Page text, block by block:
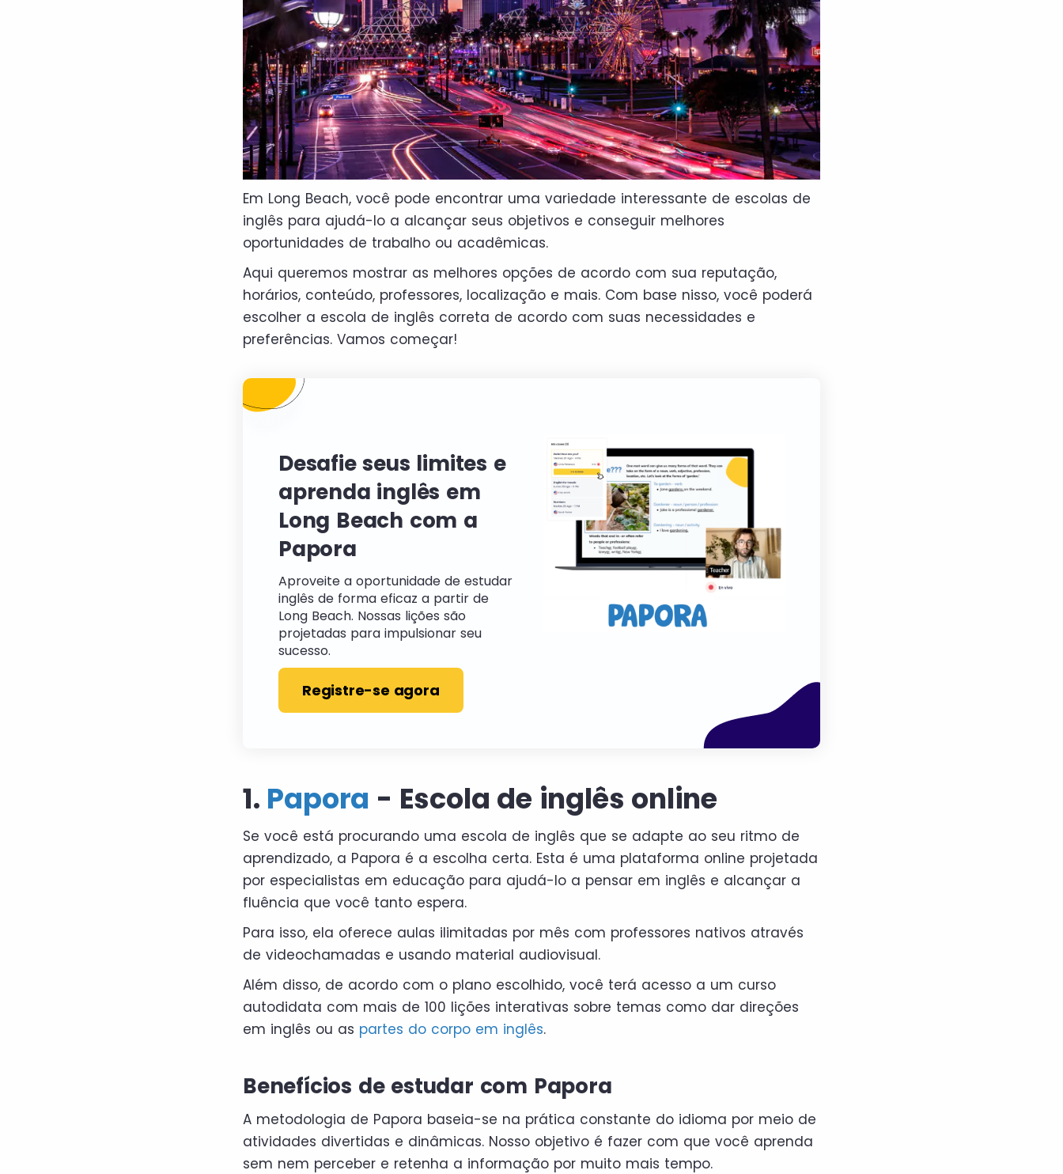
Em Long Beach, você pode encontrar uma variedade interessante de escolas de
inglês para ajudá-lo a alcançar seus objetivos e conseguir melhores
oportunidades de trabalho ou acadêmicas.
Aqui queremos mostrar as melhores opções de acordo com sua reputação,
horários, conteúdo, professores, localização e mais. Com base nisso, você poderá
escolher a escola de inglês correta de acordo com suas necessidades e
preferências. Vamos começar!
Desafie seus limites e
aprenda inglês em
Long Beach com a
Papora
Aproveite a oportunidade de estudar
inglês de forma eficaz a partir de
Long Beach. Nossas lições são
projetadas para impulsionar seu
sucesso.
Registre-se agora
1. Papora - Escola de inglês online
Se você está procurando uma escola de inglês que se adapte ao seu ritmo de
aprendizado, a Papora é a escolha certa. Esta é uma plataforma online projetada
por especialistas em educação para ajudá-lo a pensar em inglês e alcançar a
fluência que você tanto espera.
Para isso, ela oferece aulas ilimitadas por mês com professores nativos através
de videochamadas e usando material audiovisual.
Além disso, de acordo com o plano escolhido, você terá acesso a um curso
autodidata com mais de 100 lições interativas sobre temas como dar direções
em inglês ou as partes do corpo em inglês.
Benefícios de estudar com Papora
A metodologia de Papora baseia-se na prática constante do idioma por meio de
atividades divertidas e dinâmicas. Nosso objetivo é fazer com que você aprenda
sem nem perceber e retenha a informação por muito mais tempo.